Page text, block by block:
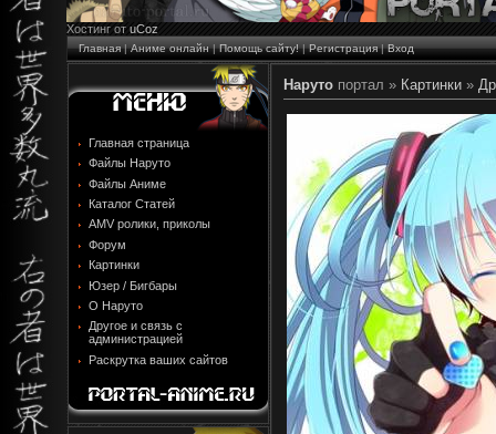
Хостинг от uCoz
Главная|Аниме онлайн|Помощь сайту!|Регистрация|Вход
Главная страница
Файлы Наруто
Файлы Аниме
Каталог Статей
AMV ролики, приколы
Форум
Картинки
Юзер / Бигбары
О Наруто
Другое и связь с
администрацией
Раскрутка ваших сайтов
Наруто портал » Картинки »